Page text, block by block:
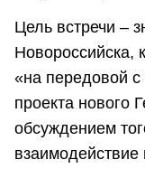
Цель встречи –
Новороссийска,
«на передовой с
проекта нового
обсуждением